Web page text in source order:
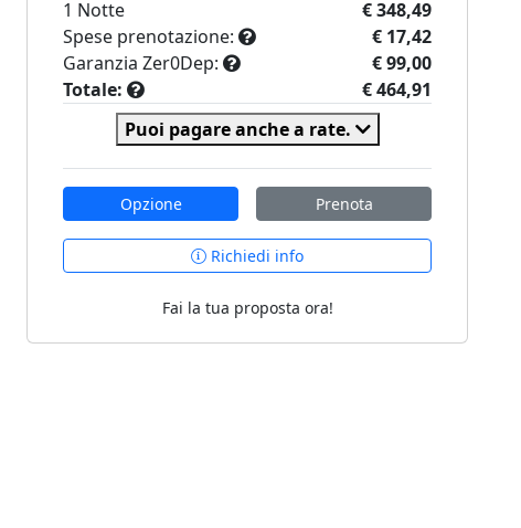
1 Notte
€ 348,49
Spese prenotazione:
€ 17,42
Garanzia Zer0Dep:
€ 99,00
Totale:
€ 464,91
Puoi pagare anche a rate.
Opzione Prenota
Richiedi info
Fai la tua proposta ora!